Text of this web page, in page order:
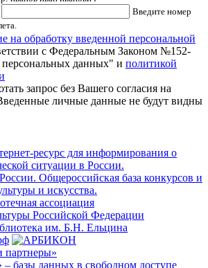
Введите номер
на обработку введенной персональной
с Федеральным Законом №152-
данных" и политикой
запрос без Вашего согласия на
личные данные не будут видны